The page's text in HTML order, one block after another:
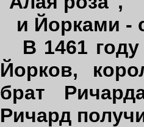
и Йорками -
В 1461
Йорков,
брат
Ричард